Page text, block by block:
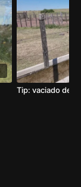
Tip: vaciado de